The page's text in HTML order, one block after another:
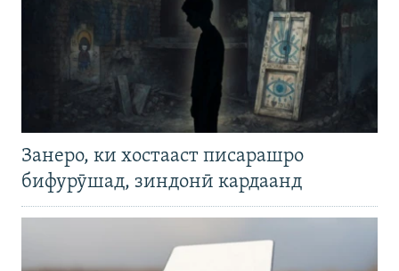
Занеро, ки хостааст писарашро
бифурӯшад, зиндонӣ кардаанд